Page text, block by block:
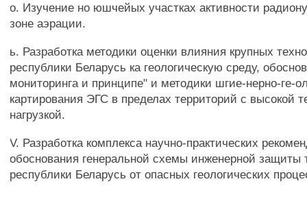
о. Изучение но юшчейых участках активности
зоне аэрации.
ь. Разработка методики оценки влияния крупных
республики Беларусь ка геологическую среду,
мониторинга и принципе" и методики шгие-нерно-ге-
картирования ЭГС в пределах территорий с высокой
нагрузкой.
V. Разработка комплекса научно-практических
обоснования генеральной схемы инженерной
республики Беларусь от опасных геологических